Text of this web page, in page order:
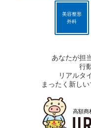
美容整形
外科
あなたが担
行
リアルタ
まったく新し
高額商